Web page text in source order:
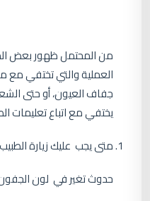
من المحتمل ظهور بعض
العملية والتي تختفي مع
جفاف العيون، أو حتى
يختفي مع اتباع تعليمات
متى يجب عليك زيارة
حدوث تغير في لون